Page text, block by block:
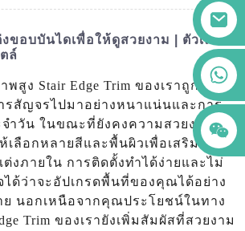
ขอบบันไดเพื่อให้ดูสวยงาม | ตัวเลือก
ล์
สูง Stair Edge Trim ของเราถูกสร้าง
รสัญจรไปมาอย่างหนาแน่นและการ
ำวัน ในขณะที่ยังคงความสวยงามไว้
ลือกหลายสีและพื้นผิวเพื่อเสริมสไตล์
งภายใน การติดตั้งทำได้ง่ายและไม่
ได้ว่าจะอัปเกรดพื้นที่ของคุณได้อย่าง
ย นอกเหนือจากคุณประโยชน์ในทาง
Trim ของเรายังเพิ่มสัมผัสที่สวยงาม